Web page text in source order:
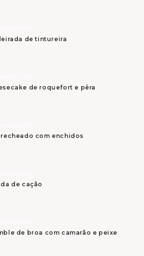
de tintureira
de roquefort e pêra
recheado com enchidos
de cação
de broa com camarão e peixe